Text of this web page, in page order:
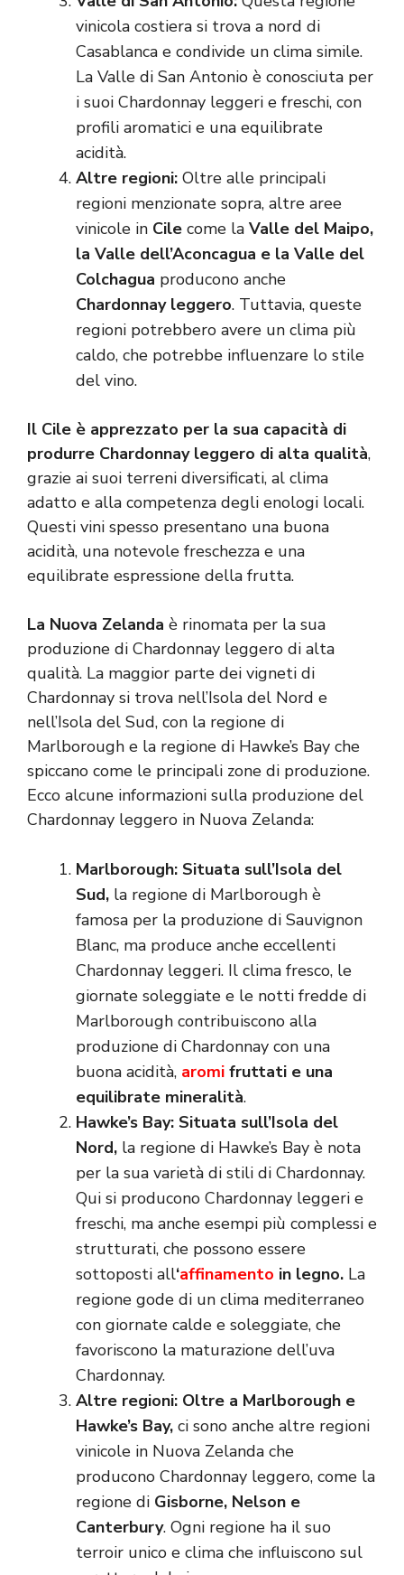
vinicola costiera si trova a nord di
Casablanca e condivide un clima simile.
La Valle di San Antonio è conosciuta per
i suoi Chardonnay leggeri e freschi, con
profili aromatici e una equilibrate
acidità.
Altre regioni: Oltre alle principali
regioni menzionate sopra, altre aree
vinicole in Cile come la Valle del Maipo,
la Valle dell’Aconcagua e la Valle del
Colchagua producono anche
Chardonnay leggero. Tuttavia, queste
regioni potrebbero avere un clima più
caldo, che potrebbe influenzare lo stile
del vino.
Il Cile è apprezzato per la sua capacità di
produrre Chardonnay leggero di alta qualità,
grazie ai suoi terreni diversificati, al clima
adatto e alla competenza degli enologi locali.
Questi vini spesso presentano una buona
acidità, una notevole freschezza e una
equilibrate espressione della frutta.
La Nuova Zelanda è rinomata per la sua
produzione di Chardonnay leggero di alta
qualità. La maggior parte dei vigneti di
Chardonnay si trova nell’Isola del Nord e
nell’Isola del Sud, con la regione di
Marlborough e la regione di Hawke’s Bay che
spiccano come le principali zone di produzione.
Ecco alcune informazioni sulla produzione del
Chardonnay leggero in Nuova Zelanda:
Marlborough: Situata sull’Isola del
Sud, la regione di Marlborough è
famosa per la produzione di Sauvignon
Blanc, ma produce anche eccellenti
Chardonnay leggeri. Il clima fresco, le
giornate soleggiate e le notti fredde di
Marlborough contribuiscono alla
produzione di Chardonnay con una
buona acidità, aromi fruttati e una
equilibrate mineralità.
Hawke’s Bay: Situata sull’Isola del
Nord, la regione di Hawke’s Bay è nota
per la sua varietà di stili di Chardonnay.
Qui si producono Chardonnay leggeri e
freschi, ma anche esempi più complessi e
strutturati, che possono essere
sottoposti all‘affinamento in legno. La
regione gode di un clima mediterraneo
con giornate calde e soleggiate, che
favoriscono la maturazione dell’uva
Chardonnay.
Altre regioni: Oltre a Marlborough e
Hawke’s Bay, ci sono anche altre regioni
vinicole in Nuova Zelanda che
producono Chardonnay leggero, come la
regione di Gisborne, Nelson e
Canterbury. Ogni regione ha il suo
terroir unico e clima che influiscono sul